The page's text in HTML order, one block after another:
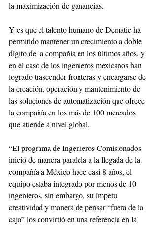
la maximización de ganancias.
Y es que el talento humano de Dematic ha
permitido mantener un crecimiento a doble
dígito de la compañía en los últimos años, y
en el caso de los ingenieros mexicanos han
logrado trascender fronteras y encargarse de
la creación, operación y mantenimiento de
las soluciones de automatización que ofrece
la compañía en los más de 100 mercados
que atiende a nivel global.
“El programa de Ingenieros Comisionados
inició de manera paralela a la llegada de la
compañía a México hace casi 8 años, el
equipo estaba integrado por menos de 10
ingenieros, sin embargo, su ímpetu,
creatividad y manera de pensar “fuera de la
caja” los convirtió en una referencia en la